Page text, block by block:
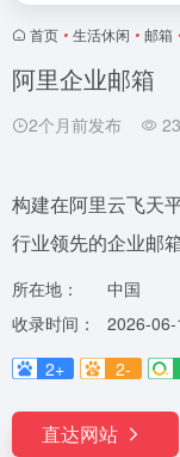
首页 • 生活休闲 • 邮箱
阿里企业邮箱
2个月前发布 23
构建在阿里云飞天
行业领先的企业邮
所在地：
中国
收录时间：
2026-06-
2+
2-
直达网站